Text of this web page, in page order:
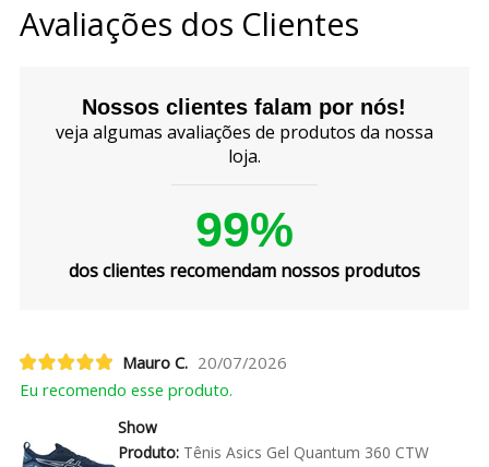
Avaliações dos Clientes
Nossos clientes falam por nós!
veja algumas avaliações de produtos da nossa
loja.
99%
dos clientes recomendam nossos produtos
Mauro C. 20/07/2026
Eu recomendo esse produto.
Show
Produto:Tênis Asics Gel Quantum 360 CTW